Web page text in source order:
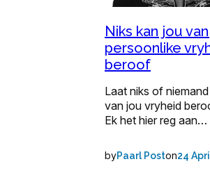
Niks kan jou
persoonlike
beroof
Laat niks of
van jou vryheid
Ek het hier reg aan…
byPaarl Poston24